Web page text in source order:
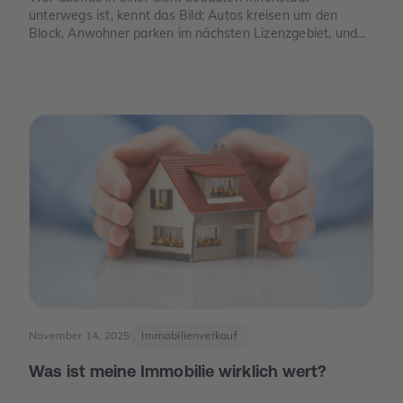
unterwegs ist, kennt das Bild: Autos kreisen um den
Block, Anwohner parken im nächsten Lizenzgebiet, und
und E-Mobilität den Wert eines Stellplatzes oder einer
Garage verändern können.
November 14, 2025 Immobilienverkauf
Was ist meine Immobilie wirklich wert?